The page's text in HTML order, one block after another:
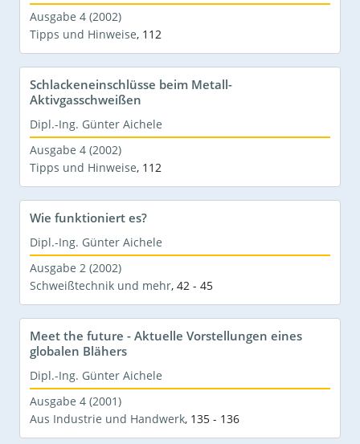
Ausgabe 4 (2002)
Tipps und Hinweise, 112
Schlackeneinschlüsse beim Metall-
Aktivgasschweißen
Dipl.-Ing. Günter Aichele
Ausgabe 4 (2002)
Tipps und Hinweise, 112
Wie funktioniert es?
Dipl.-Ing. Günter Aichele
Ausgabe 2 (2002)
Schweißtechnik und mehr, 42 - 45
Meet the future - Aktuelle Vorstellungen eines
globalen Blähers
Dipl.-Ing. Günter Aichele
Ausgabe 4 (2001)
Aus Industrie und Handwerk, 135 - 136